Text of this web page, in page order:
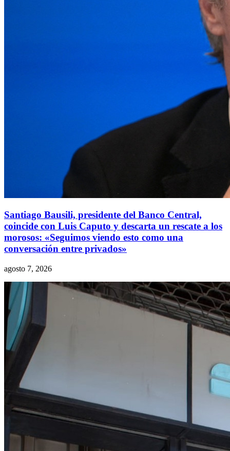
Santiago Bausili, presidente del Banco Central,
coincide con Luis Caputo y descarta un rescate a los
morosos: «Seguimos viendo esto como una
conversación entre privados»
agosto 7, 2026